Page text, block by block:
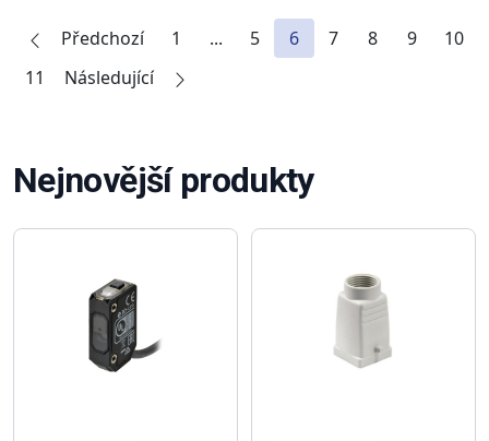
Předchozí 1 ... 5 6 7 8 9
10
11
Následující
Nejnovější produkty